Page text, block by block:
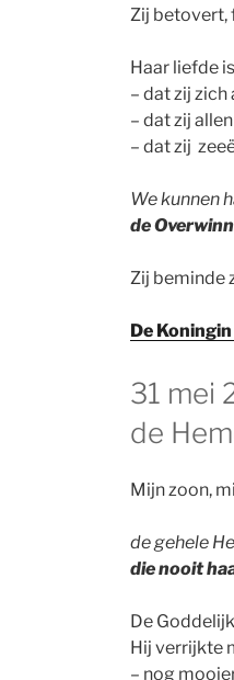
Zij betovert,
Haar liefde
– dat zij zich
– dat zij
– dat zij
We kunnen
de
Zij beminde
De
OP
31 mei
de
Mijn zoon,
de gehele
die nooit
De
Hij verrijkte
– nog